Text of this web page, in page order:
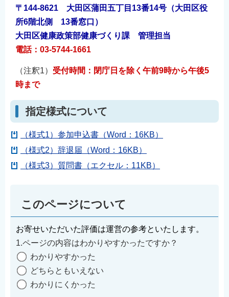
〒144-8621 大田区蒲田五丁目13番14号（大田区役
所6階北側 13番窓口）
大田区健康政策部健康づくり課 管理担当
電話：03-5744-1661
（注釈1） 受付時間：閉庁日を除く午前9時から午後5
時まで
指定様式について
（様式1）参加申込書（Word：16KB）
（様式2）辞退届（Word：16KB）
（様式3）質問書（エクセル：11KB）
このページについて
お寄せいただいた評価は運営の参考といたします。
1.ページの内容はわかりやすかったですか？
わかりやすかった
どちらともいえない
わかりにくかった